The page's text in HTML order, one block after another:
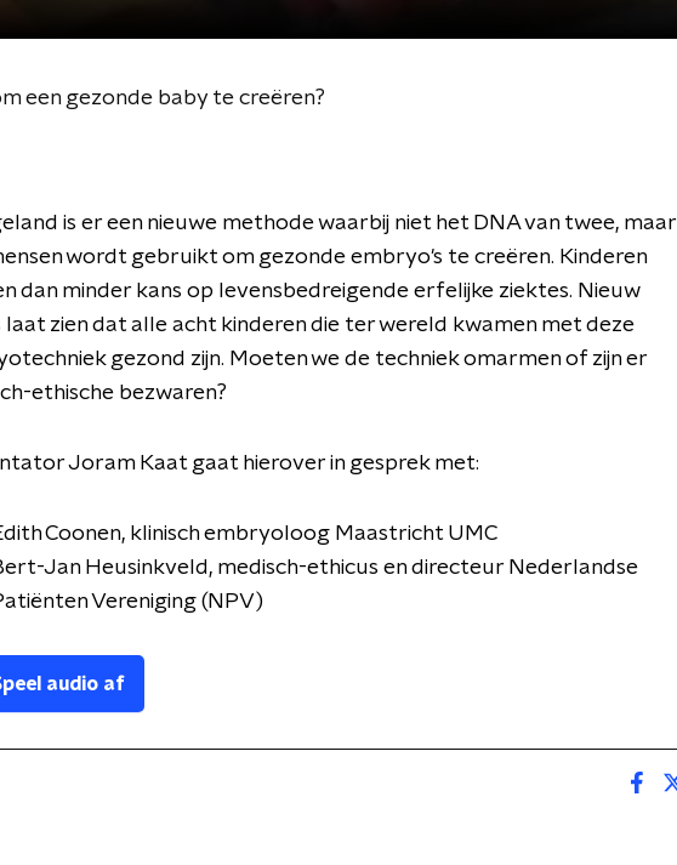
een gezonde baby te creëren?
is er een nieuwe methode waarbij niet het DNA van twee, maar
wordt gebruikt om gezonde embryo's te creëren. Kinderen
dan minder kans op levensbedreigende erfelijke ziektes. Nieuw
laat zien dat alle acht kinderen die ter wereld kwamen met deze
gezond zijn. Moeten we de techniek omarmen of zijn er
ethische bezwaren?
Joram Kaat gaat hierover in gesprek met:
Coonen, klinisch embryoloog Maastricht UMC
Jan Heusinkveld, medisch-ethicus en directeur Nederlandse
Vereniging (NPV)
audio af